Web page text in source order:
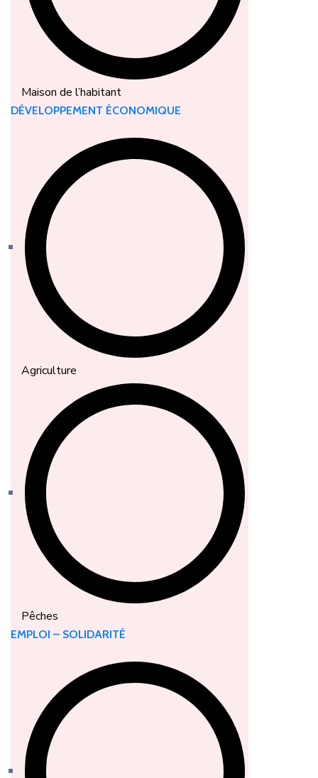
Maison de l’habitant
DÉVELOPPEMENT ÉCONOMIQUE
Agriculture
Pêches
EMPLOI – SOLIDARITÉ